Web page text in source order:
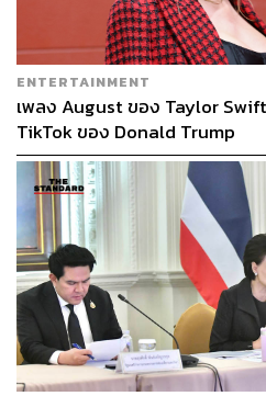
ENTERTAINMENT
เพลง August ของ Taylor
TikTok ของ Donald Trump